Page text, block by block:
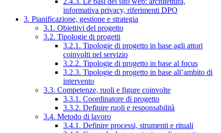
informativa privacy, riferimenti DPO
3. Pianificazione, gestione e strategia
3.1. Obiettivi del progetto
3.2. Tipologie di progetti
3.2.1. Tipologie di progetto in base agli attori
coinvolti nel servizio
3.2.2. Tipologie di progetto in base al focus
3.2.3. Tipologie di progetto in base all’ambito di
intervento
3.3. Competenze, ruoli e figure coinvolte
3.3.1. Coordinatore di progetto
3.3.2. Definire ruoli e responsabilità
3.4. Metodo di lavoro
3.4.1. Definire processi, strumenti e rituali